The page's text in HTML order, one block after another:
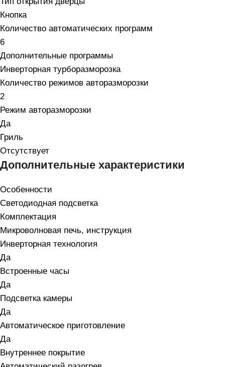
Кнопка
Количество автоматических программ
6
Дополнительные программы
Инверторная турборазморозка
Количество режимов авторазморозки
2
Режим авторазморозки
Да
Гриль
Отсутствует
Дополнительные характеристики
Особенности
Светодиодная подсветка
Комплектация
Микроволновая печь, инструкция
Инверторная технология
Да
Встроенные часы
Да
Подсветка камеры
Да
Автоматическое приготовление
Да
Внутреннее покрытие